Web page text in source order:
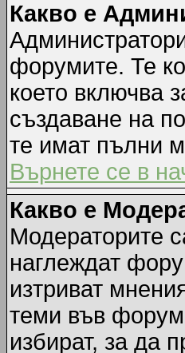
Какво е
форумите. Те
което включва
създаване на
те имат пълни
Върнете се в
Какво е
Модераторите
наглеждат
изтриват
теми във
избират, за да